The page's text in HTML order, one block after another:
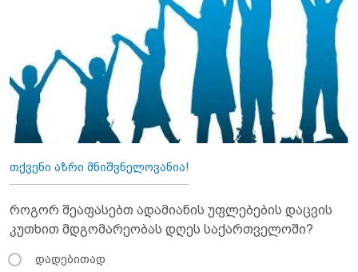
თქვენი აზრი მნიშვნელოვანია!
როგორ შეაფასებთ ადამიანის უფლებების დაცვის
კუთხით მდგომარეობას დღეს საქართველოში?
დადებითად